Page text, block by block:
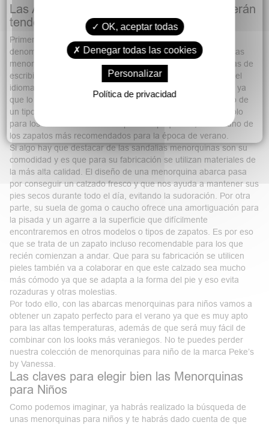
Las Abarcas Menorquinas de Niños que serán
tendencia
Primeramente, no te preocupes si ves que algunas
denominaciones se refieren a las menorquinas como abarcas
menorquinas o avarcas menorquina, y es que ambas formas de
escribirlo son correcta, simplemente hay diferencias según el
idioma que utilicemos. Esto no es más que algo anecdótico ya
que lo que más te debe interesar es que estamos hablando de
un tipo de sandalia que cuenta con grandes ventajas, no solo
para los adultos sino también para los pequeños, siendo uno de
los zapatos más recomendados para la época de verano.
Si algo hay que destacar de las sandalias menorquinas son su
comodidad y es que para su fabricación se utilizan materiales de
la más alta calidad. El diseño de una menorquina abarca pasa
por conseguir un calzado fresco y que nos ayuda a mantener sus
pies secos durante todo el día, evitando la sudoración. Por otra
parte, su suela de goma o caucho ofrece una amortiguación para
la pisada y un agarre a la superficie que difícilmente
encontraremos en otros modelos o tipos de zapatos. Es por eso
que se trata de un zapato incluso recomendable para los que
recién comienzan a andar. Que para su fabricación se utilicen
pieles también va a colaborar en que este calzado sea mucho
más cómodo ya que se adapta a la forma del pie y eso evita
rozaduras y otras molestias.
Por todo ello, con las abarcas menorquinas para niños vamos a
obtener un zapato perfecto para el verano ya que es muy apto
para las altas temperaturas, además de que será muy fácil de
combinar con los looks más veraniegos. No te puedes perder
nuestra colección de menorquinas para niño de la marca Peke’s
by Vanessa.
Las claves para elegir bien las Menorquinas
para Niños
Como podemos imaginar, ya habrás realizado la búsqueda de
unas menorquinas para niños y te habrás dado cuenta de que
OK, aceptar todas
Denegar todas las cookies
Personalizar
Política de privacidad